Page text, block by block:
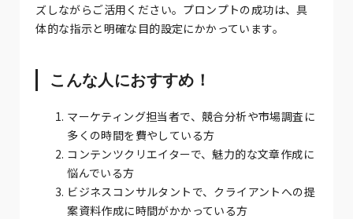
ズしながらご活用ください。プロンプトの成功は、具
体的な指示と明確な目的設定にかかっています。
こんな人におすすめ！
マーケティング担当者で、競合分析や市場調査に
多くの時間を費やしている方
コンテンツクリエイターで、魅力的な文章作成に
悩んでいる方
ビジネスコンサルタントで、クライアントへの提
案資料作成に時間がかかっている方